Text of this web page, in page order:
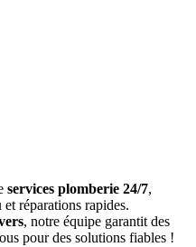
services plomberie 24/7,
et réparations rapides.
, notre équipe garantit des
pour des solutions fiables !